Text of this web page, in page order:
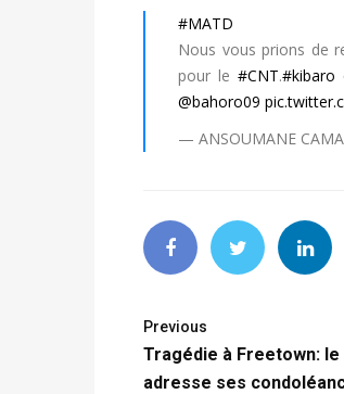
#MATD
Nous vous prions de
pour le#CNT.#kibaro
@bahoro09
— ANSOUMANE
Previous
Tragédie à Freetown:
adresse ses